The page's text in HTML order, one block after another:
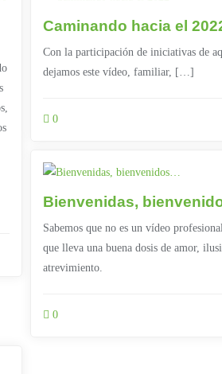
Caminando hacia el
Con la participación de iniciativas de
dejamos este vídeo, familiar, […]
0
Bienvenidas,
Sabemos que no es un vídeo
que lleva una buena dosis de amor,
atrevimiento.
0